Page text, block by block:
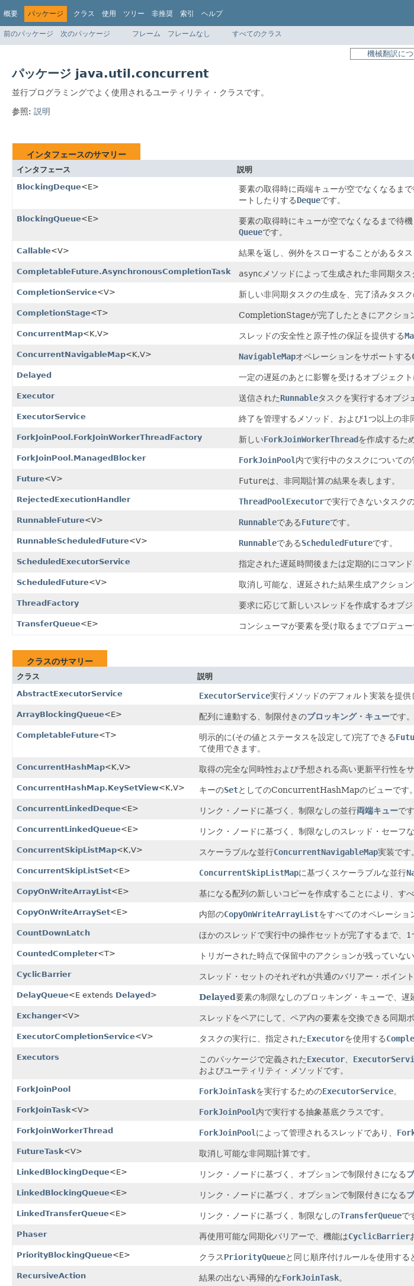
概要 パッケージ クラス 使用 ツリー 非推奨 索引 ヘルプ
前のパッケージ 次のパッケージ フレーム フレームなし すべてのクラス
機械翻訳に
パッケージ java.util.concurrent
並行プログラミングでよく使用されるユーティリティ・クラスです。
参照: 説明
インタフェースのサマリー
インタフェース
説明
BlockingDeque<E>
要素の取得時に両端キューが空でなくなるま
ートしたりするDequeです。
BlockingQueue<E>
要素の取得時にキューが空でなくなるまで待
Queueです。
Callable<V> 結果を返し、例外をスローすることがあるタス
CompletableFuture.AsynchronousCompletionTask async メソッドによって生成された非同期タ
CompletionService<V> 新しい非同期タスクの生成を、完了済みタス
CompletionStage<T> CompletionStageが完了したときにアクショ
ConcurrentMap<K,V> スレッドの安全性と原子性の保証を提供する
ConcurrentNavigableMap<K,V> NavigableMapオペレーションをサポートする
Delayed 一定の遅延のあとに影響を受けるオブジェク
Executor 送信されたRunnableタスクを実行するオブジ
ExecutorService 終了を管理するメソッド、および1つ以上の非
ForkJoinPool.ForkJoinWorkerThreadFactory 新しいForkJoinWorkerThreadを作成するた
ForkJoinPool.ManagedBlocker ForkJoinPool 内で実行中のタスクについて
Future<V> Futureは、非同期計算の結果を表します。
RejectedExecutionHandler ThreadPoolExecutorで実行できないタスク
RunnableFuture<V> RunnableであるFutureです。
RunnableScheduledFuture<V> RunnableであるScheduledFutureです。
ScheduledExecutorService 指定された遅延時間後または定期的にコマン
ScheduledFuture<V> 取消し可能な、遅延された結果生成アクション
ThreadFactory 要求に応じて新しいスレッドを作成するオブジ
TransferQueue<E> コンシューマが要素を受け取るまでプロデュ
クラスのサマリー
クラス
説明
AbstractExecutorService
ExecutorService実行メソッドのデフォルト実装を提供
ArrayBlockingQueue<E> 配列に連動する、制限付きのブロッキング・キューです。
CompletableFuture<T> 明示的に(その値とステータスを設定して)完了できる
て使用できます。
ConcurrentHashMap<K,V> 取得の完全な同時性および予想される高い更新平行性を
ConcurrentHashMap.KeySetView<K,V> キーのSetとしてのConcurrentHashMapのビューです
ConcurrentLinkedDeque<E> リンク・ノードに基づく、制限なしの並行両端キューです
ConcurrentLinkedQueue<E> リンク・ノードに基づく、制限なしのスレッド・セーフな
ConcurrentSkipListMap<K,V> スケーラブルな並行ConcurrentNavigableMap実装です。
ConcurrentSkipListSet<E> ConcurrentSkipListMapに基づくスケーラブルな並行
CopyOnWriteArrayList<E> 基になる配列の新しいコピーを作成することにより、す
CopyOnWriteArraySet<E> 内部のCopyOnWriteArrayListをすべてのオペレーショ
CountDownLatch ほかのスレッドで実行中の操作セットが完了するまで、
CountedCompleter<T> トリガーされた時点で保留中のアクションが残っていな
CyclicBarrier スレッド・セットのそれぞれが共通のバリアー・ポイン
DelayQueue<E extends Delayed> Delayed要素の制限なしのブロッキング・キューで、遅
Exchanger<V> スレッドをペアにして、ペア内の要素を交換できる同期ポ
ExecutorCompletionService<V> タスクの実行に、指定されたExecutorを使用する
Executors このパッケージで定義されたExecutor
およびユーティリティ・メソッドです。
ForkJoinPool ForkJoinTaskを実行するためのExecutorService。
ForkJoinTask<V> ForkJoinPool 内で実行する抽象基底クラスです。
ForkJoinWorkerThread ForkJoinPool によって管理されるスレッドであり、
FutureTask<V> 取消し可能な非同期計算です。
LinkedBlockingDeque<E> リンク・ノードに基づく、オプションで制限付きになる
LinkedBlockingQueue<E> リンク・ノードに基づく、オプションで制限付きになる
LinkedTransferQueue<E> リンク・ノードに基づく、制限なしのTransferQueueで
Phaser 再使用可能な同期化バリアーで、機能はCyclicBarrier
PriorityBlockingQueue<E> クラスPriorityQueueと同じ順序付けルールを使用す
RecursiveAction 結果の出ない再帰的なForkJoinTask。